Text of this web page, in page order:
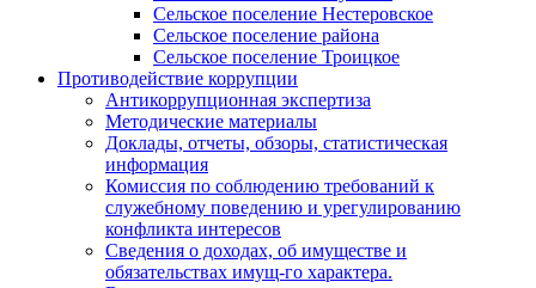
Сельское поселение Нестеровское
Сельское поселение района
Сельское поселение Троицкое
Противодействие коррупции
Антикоррупционная экспертиза
Методические материалы
Доклады, отчеты, обзоры, статистическая
информация
Комиссия по соблюдению требований к
служебному поведению и урегулированию
конфликта интересов
Сведения о доходах, об имуществе и
обязательствах имущ-го характера.